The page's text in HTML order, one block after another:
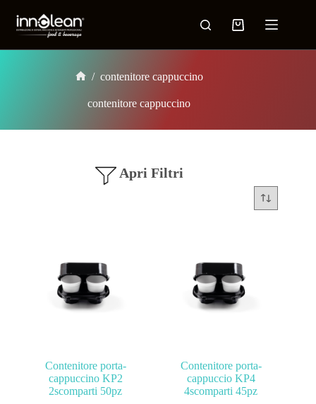
/ contenitore cappuccino
contenitore cappuccino
Apri Filtri
Contenitore porta-
cappuccino KP2
2scomparti 50pz
Contenitore porta-
cappuccio KP4
4scomparti 45pz